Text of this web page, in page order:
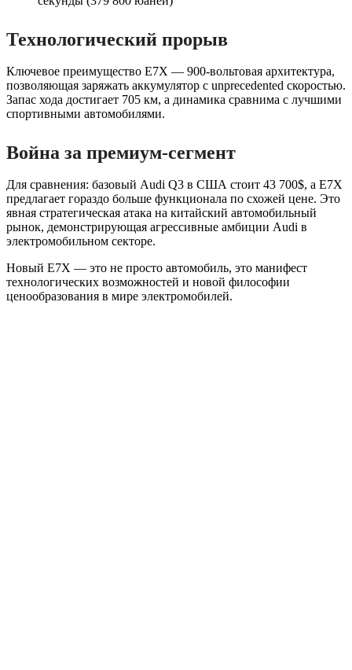
Технологический прорыв
Ключевое преимущество E7X — 900-вольтовая архитектура,
позволяющая заряжать аккумулятор с unprecedented скоростью.
Запас хода достигает 705 км, а динамика сравнима с лучшими
спортивными автомобилями.
Война за премиум-сегмент
Для сравнения: базовый Audi Q3 в США стоит 43 700$, а E7X
предлагает гораздо больше функционала по схожей цене. Это
явная стратегическая атака на китайский автомобильный
рынок, демонстрирующая агрессивные амбиции Audi в
электромобильном секторе.
Новый E7X — это не просто автомобиль, это манифест
технологических возможностей и новой философии
ценообразования в мире электромобилей.